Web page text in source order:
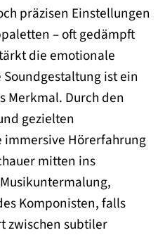
präzisen Einstellungen
– oft gedämpft
die emotionale
ist ein
Merkmal. Durch den
gezielten
Hörerfahrung
mitten ins
Komponisten, falls
zwischen subtiler